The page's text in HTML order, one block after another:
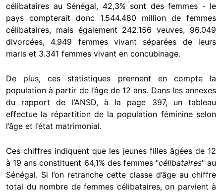
célibataires au Sénégal, 42,3% sont des femmes - le
pays compterait donc 1.544.480 million de femmes
célibataires, mais également 242.156 veuves, 96.049
divorcées, 4.949 femmes vivant séparées de leurs
maris et 3.341 femmes vivant en concubinage.
De plus, ces statistiques prennent en compte la
population à partir de l’âge de 12 ans. Dans les annexes
du rapport de l’ANSD, à la page 397, un tableau
effectue la répartition de la population féminine selon
l’âge et l’état matrimonial.
Ces chiffres indiquent que les jeunes filles âgées de 12
à 19 ans constituent 64,1% des femmes "célibataires" au
Sénégal. Si l’on retranche cette classe d’âge au chiffre
total du nombre de femmes célibataires, on parvient à